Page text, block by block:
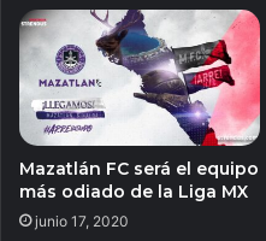
Mazatlán FC será el equipo
más odiado de la Liga MX
junio 17, 2020